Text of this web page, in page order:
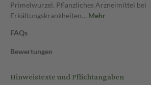
Primelwurzel. Pflanzliches Arzneimittel bei
Erkältungskrankheiten… Mehr
FAQs
Bewertungen
Hinweistexte und Pflichtangaben